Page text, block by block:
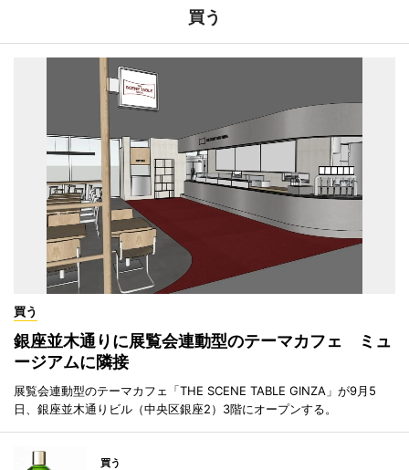
買う
買う
銀座並木通りに展覧会連動型のテーマカフェ ミュ
ージアムに隣接
展覧会連動型のテーマカフェ「THE SCENE TABLE GINZA」が9月5
日、銀座並木通りビル（中央区銀座2）3階にオープンする。
買う